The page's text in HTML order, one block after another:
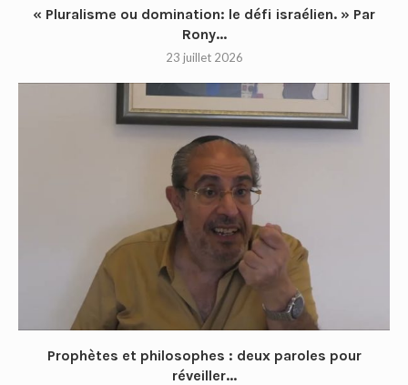
« Pluralisme ou domination: le défi israélien. » Par
Rony...
23 juillet 2026
Prophètes et philosophes : deux paroles pour
réveiller...